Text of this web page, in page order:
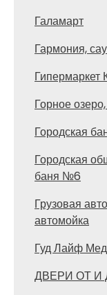
Галамарт
Гармония,
Гипермаркет
Горное
Городская
Городская
баня №6
Грузовая
автомойка
Гуд Лайф
ДВЕРИ ОТ И